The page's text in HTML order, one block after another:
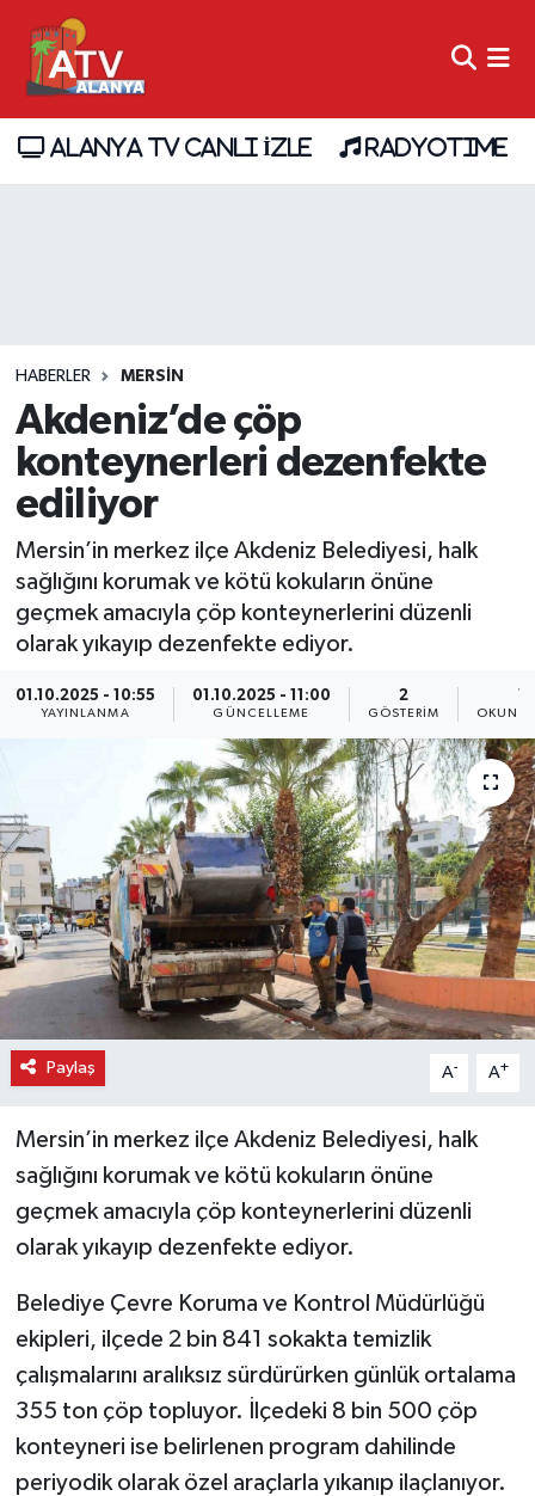
ALANYA TV CANLI İZLE RADYOTIME
HABERLER MERSIN
Akdeniz’de çöp
konteynerleri dezenfekte
ediliyor
Mersin’in merkez ilçe Akdeniz Belediyesi, halk
sağlığını korumak ve kötü kokuların önüne
geçmek amacıyla çöp konteynerlerini düzenli
olarak yıkayıp dezenfekte ediyor.
01.10.2025 - 10:55
YAYINLANMA
01.10.2025 - 11:00
GÜNCELLEME
2
GÖSTERIM
1
Paylaş A- A+
Mersin’in merkez ilçe Akdeniz Belediyesi, halk
sağlığını korumak ve kötü kokuların önüne
geçmek amacıyla çöp konteynerlerini düzenli
olarak yıkayıp dezenfekte ediyor.
Belediye Çevre Koruma ve Kontrol Müdürlüğü
ekipleri, ilçede 2 bin 841 sokakta temizlik
çalışmalarını aralıksız sürdürürken günlük ortalama
355 ton çöp topluyor. İlçedeki 8 bin 500 çöp
konteyneri ise belirlenen program dahilinde
periyodik olarak özel araçlarla yıkanıp ilaçlanıyor.